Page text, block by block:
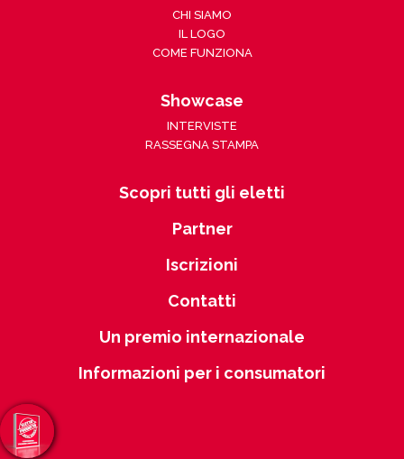
CHI SIAMO
IL LOGO
COME FUNZIONA
Showcase
INTERVISTE
RASSEGNA STAMPA
Scopri tutti gli eletti
Partner
Iscrizioni
Contatti
Un premio internazionale
Informazioni per i consumatori